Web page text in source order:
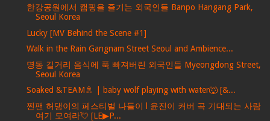
한강공원에서 캠핑을 즐기는 외국인들 Banpo Hangang Park,
Seoul Korea
Lucky [MV Behind the Scene #1]
Walk in the Rain Gangnam Street Seoul and Ambience...
명동 길거리 음식에 푹 빠져버린 외국인들 Myeongdong Street,
Seoul Korea
Soaked &TEAM🚿 | baby wolf playing with water🐺 [&...
찐팬 허댕이의 페스티벌 나들이 l 윤진이 커버 곡 기대되는 사람
여기 모여라💘 [LE▶P...